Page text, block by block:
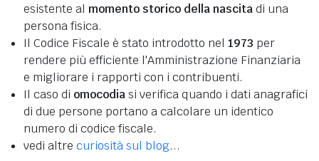
esistente al momento storico della nascitadi una
persona fisica.
Il Codice Fiscale è stato introdotto nel 1973 per
rendere più efficiente l'Amministrazione Finanziaria
e migliorare i rapporti con i contribuenti.
Il caso di omocodiasi verifica quando i dati anagrafici
di due persone portano a calcolare un identico
numero di codice fiscale.
vedi altre curiosità sul blog...